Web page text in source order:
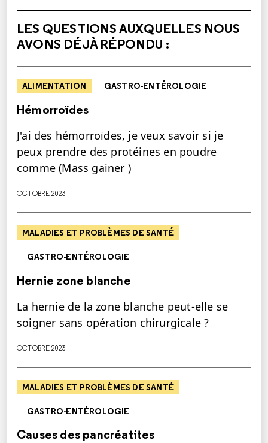
LES QUESTIONS AUXQUELLES NOUS
AVONS DÉJÀ RÉPONDU :
ALIMENTATION GASTRO-ENTÉROLOGIE
Hémorroïdes
J'ai des hémorroïdes, je veux savoir si je
peux prendre des protéines en poudre
comme (Mass gainer )
OCTOBRE 2023
MALADIES ET PROBLÈMES DE SANTÉ
GASTRO-ENTÉROLOGIE
Hernie zone blanche
La hernie de la zone blanche peut-elle se
soigner sans opération chirurgicale ?
OCTOBRE 2023
MALADIES ET PROBLÈMES DE SANTÉ
GASTRO-ENTÉROLOGIE
Causes des pancréatites